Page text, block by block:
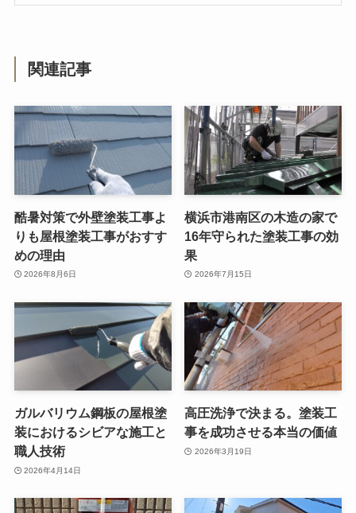
関連記事
酷暑対策で外壁塗装工事よ
りも屋根塗装工事がおすす
めの理由
2026年8月6日
横浜市港南区の木造の家で
16年守られた塗装工事の効
果
2026年7月15日
ガルバリウム鋼板の屋根塗
装におけるシビアな施工と
職人技術
2026年4月14日
高圧洗浄で決まる。塗装工
事を成功させる本当の価値
2026年3月19日